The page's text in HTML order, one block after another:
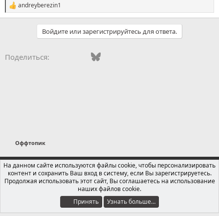
С
и
и
andreyberezin1
Войдите или зарегистрируйтесь для ответа.
Поделиться: Vkontakte
FacebookBluesky
Оффтопик
Russian (RU)
Обратная связь
Условия и правила
Политика конфиденциальности
Помощь
Локализация от xenForo.Info®
На данном сайте используются файлы cookie, чтобы персонализировать
контент и сохранить Ваш вход в систему, если Вы зарегистрируетесь.
Продолжая использовать этот сайт, Вы соглашаетесь на использование
наших файлов cookie.
Принять
Узнать больше…